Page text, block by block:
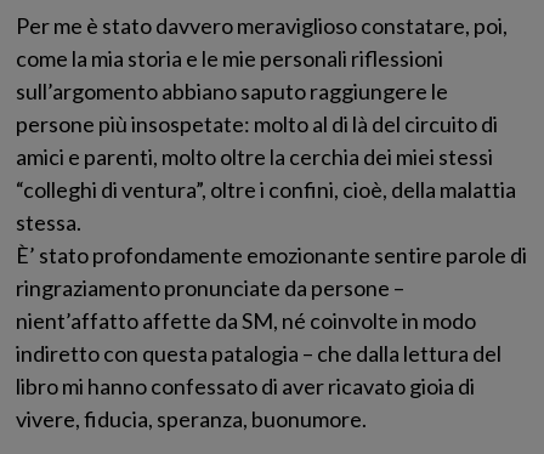
Per me è stato davvero meraviglioso constatare, poi,
come la mia storia e le mie personali riflessioni
sull’argomento abbiano saputo raggiungere le
persone più insospetate: molto al di là del circuito di
amici e parenti, molto oltre la cerchia dei miei stessi
“colleghi di ventura”, oltre i confini, cioè, della malattia
stessa.
È’ stato profondamente emozionante sentire parole di
ringraziamento pronunciate da persone –
nient’affatto affette da SM, né coinvolte in modo
indiretto con questa patalogia – che dalla lettura del
libro mi hanno confessato di aver ricavato gioia di
vivere, fiducia, speranza, buonumore.